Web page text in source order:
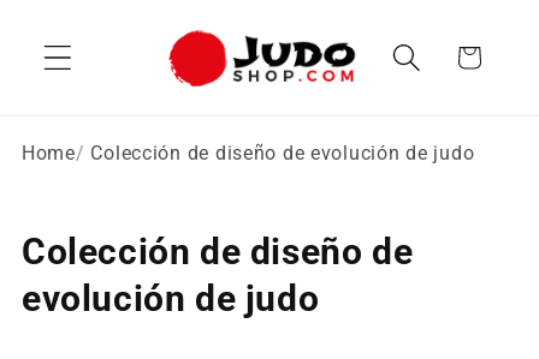
al contenido
Carrito
Home Colección de diseño de evolución de judo
C
o
Colección de diseño de
evolución de judo